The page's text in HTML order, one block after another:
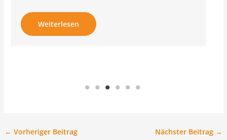
← Vorheriger Beitrag Nächster Beitrag →